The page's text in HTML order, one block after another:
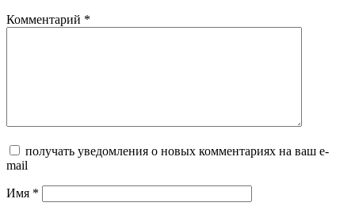
Комментарий *
получать уведомления о новых комментариях на ваш e-
mail
Имя *